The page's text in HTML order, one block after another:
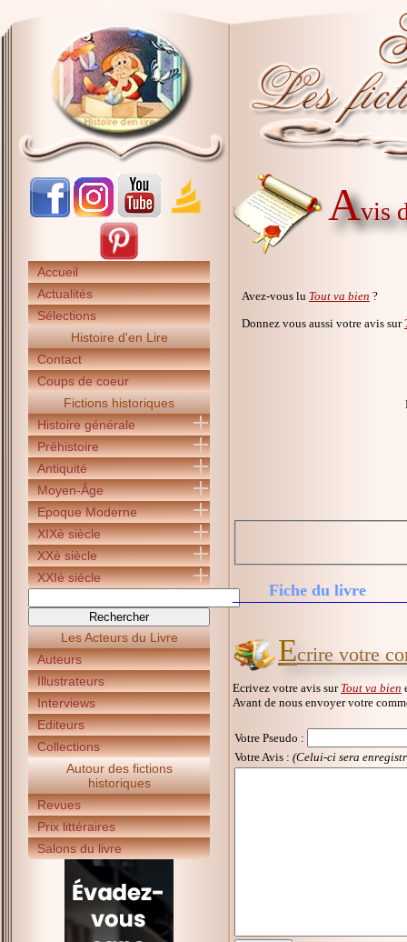
Accueil
Actualités
Sélections
Histoire d'en Lire
Contact
Coups de coeur
Fictions historiques
Histoire générale
Préhistoire
Antiquité
Moyen-Âge
Epoque Moderne
XIXè siècle
XXè siècle
XXIè siècle
Les Acteurs du Livre
Auteurs
Illustrateurs
Interviews
Editeurs
Collections
Autour des fictions
historiques
Revues
Prix littéraires
Salons du livre
Avis
Avez-vous lu Tout va bien ?
Donnez vous aussi votre avis sur
Fiche du livre
Ecrire votre
Ecrivez votre avis sur Tout va bien
Avant de nous envoyer votre
Votre Pseudo :
Votre Avis : (Celui-ci sera